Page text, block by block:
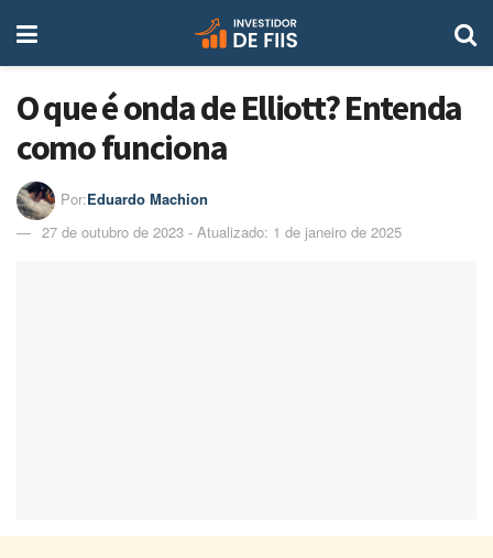
O que é onda de Elliott? Entenda
como funciona
Por:Eduardo Machion
27 de outubro de 2023 - Atualizado: 1 de janeiro de 2025